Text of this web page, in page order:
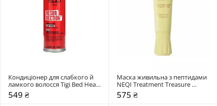
Кондиціонер для слабкого й
ламкого волосся Tigi Bed Head
Resurrection Super Repair
Conditioner
549 ₴
Маска живильна з пептидами
NEQI Treatment Treasure
Peptide Power
575 ₴